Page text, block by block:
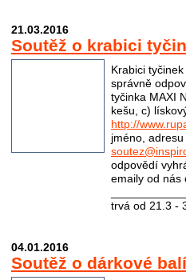
21.03.2016
Soutěž o krabici
Krabici
správně
tyčinka MAXI
kešu, c)
http://
jméno,
odpovědí
emaily od nás
trvá od 21.3 -
04.01.2016
Soutěž o dárkové